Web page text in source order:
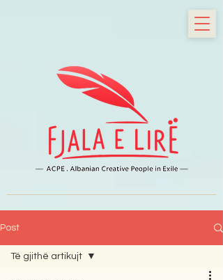
Post
Të gjithë artikujt